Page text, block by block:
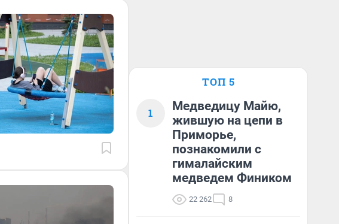
ТОП 5
1
Медведицу Майю,
жившую на цепи в
Приморье,
познакомили с
гималайским
медведем Фиником
22 262 8